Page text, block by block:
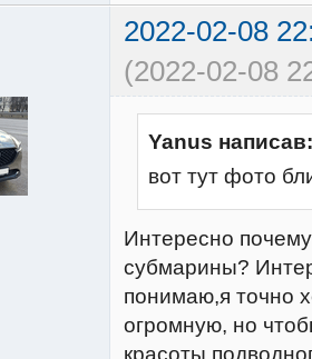
2022-02-08
(2022-02-08
Yanus написав:
вот тут фото
Интересно
субмарины?
понимаю,я точно
огромную, но
красоты